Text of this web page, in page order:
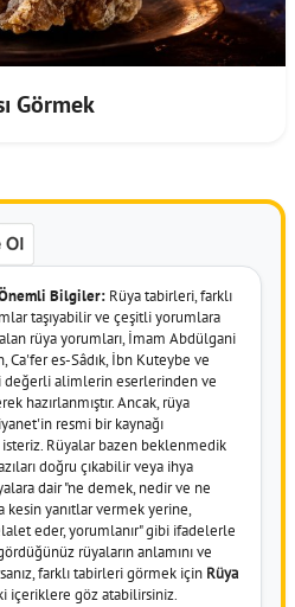
Görmek
Önemli Bilgiler: Rüya tabirleri, farklı
taşıyabilir ve çeşitli yorumlara
rüya yorumları, İmam Abdülgani
Ca'fer es-Sâdık, İbn Kuteybe ve
değerli alimlerin eserlerinden ve
hazırlanmıştır. Ancak, rüya
resmi bir kaynağı
Rüyalar bazen beklenmedik
doğru çıkabilir veya ihya
dair "ne demek, nedir ve ne
yanıtlar vermek yerine,
eder, yorumlanır" gibi ifadelerle
rüyaların anlamını ve
farklı tabirleri görmek için Rüya
içeriklere göz atabilirsiniz.